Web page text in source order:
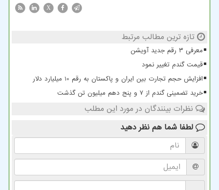
X
تازه ترین مطالب مرتبط
معرفی ۳ رقم جدید آویشن
قیمت گندم تغییر نمود
افزایش حجم تجارت بین ایران و پاکستان به رقم 10 میلیارد دلار
خرید تضمینی گندم از ۷ و پنج دهم میلیون تن گذشت
نظرات بینندگان در مورد این مطلب
لطفا شما هم نظر دهید